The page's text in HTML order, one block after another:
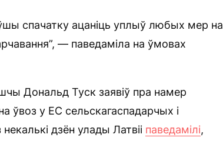
спачатку ацаніць уплыў любых мер на
— паведаміла на ўмовах
Дональд Туск заявіў пра намер
ўвоз у ЕС сельскагаспадарчых і
дзён улады Латвіі паведамілі,